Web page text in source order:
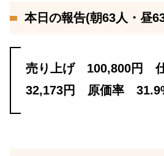
本日の報告(朝63人・昼
売り上げ 100,800円
32,173円 原価率